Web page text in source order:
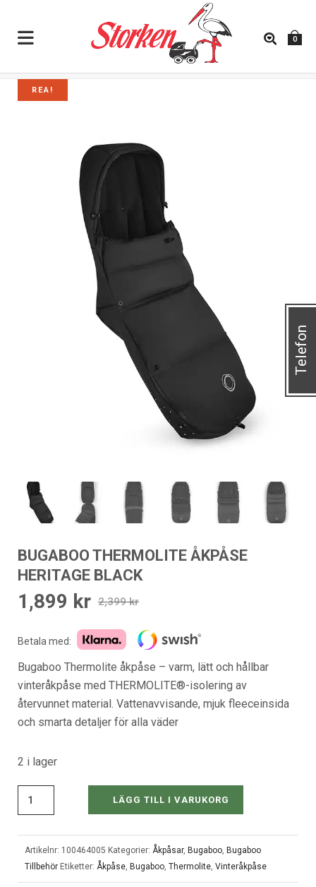
0
REA!
BUGABOO THERMOLITE ÅKPÅSE
HERITAGE BLACK
2,399kr
Det
priset
2,399 kr.
1,899 krDet
priset
1,899 kr.
Betala med:
Bugaboo Thermolite åkpåse – varm, lätt och hållbar
vinteråkpåse med THERMOLITE®-isolering av
återvunnet material. Vattenavvisande, mjuk fleeceinsida
och smarta detaljer för alla väder
2 i lager
LÄGG TILL I VARUKORG
Artikelnr: 100464005 Kategorier: Åkpåsar, Bugaboo, Bugaboo
Tillbehör Etiketter: Åkpåse, Bugaboo, Thermolite, Vinteråkpåse
Telefon